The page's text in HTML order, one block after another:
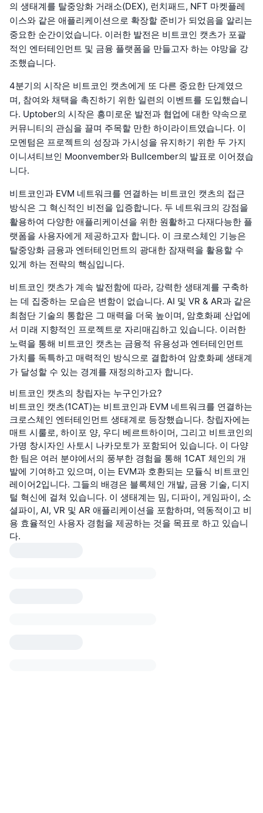
의 생태계를 탈중앙화 거래소(DEX), 런치패드, NFT 마켓플레
이스와 같은 애플리케이션으로 확장할 준비가 되었음을 알리는
중요한 순간이었습니다. 이러한 발전은 비트코인 캣츠가 포괄
적인 엔터테인먼트 및 금융 플랫폼을 만들고자 하는 야망을 강
조했습니다.
4분기의 시작은 비트코인 캣츠에게 또 다른 중요한 단계였으
며, 참여와 채택을 촉진하기 위한 일련의 이벤트를 도입했습니
다. Uptober의 시작은 흥미로운 발전과 협업에 대한 약속으로
커뮤니티의 관심을 끌며 주목할 만한 하이라이트였습니다. 이
모멘텀은 프로젝트의 성장과 가시성을 유지하기 위한 두 가지
이니셔티브인 Moonvember와 Bullcember의 발표로 이어졌습
니다.
비트코인과 EVM 네트워크를 연결하는 비트코인 캣츠의 접근
방식은 그 혁신적인 비전을 입증합니다. 두 네트워크의 강점을
활용하여 다양한 애플리케이션을 위한 원활하고 다재다능한 플
랫폼을 사용자에게 제공하고자 합니다. 이 크로스체인 기능은
탈중앙화 금융과 엔터테인먼트의 광대한 잠재력을 활용할 수
있게 하는 전략의 핵심입니다.
비트코인 캣츠가 계속 발전함에 따라, 강력한 생태계를 구축하
는 데 집중하는 모습은 변함이 없습니다. AI 및 VR & AR과 같은
최첨단 기술의 통합은 그 매력을 더욱 높이며, 암호화폐 산업에
서 미래 지향적인 프로젝트로 자리매김하고 있습니다. 이러한
노력을 통해 비트코인 캣츠는 금융적 유용성과 엔터테인먼트
가치를 독특하고 매력적인 방식으로 결합하여 암호화폐 생태계
가 달성할 수 있는 경계를 재정의하고자 합니다.
비트코인 캣츠의 창립자는 누구인가요?
비트코인 캣츠(1CAT)는 비트코인과 EVM 네트워크를 연결하는
크로스체인 엔터테인먼트 생태계로 등장했습니다. 창립자에는
매트 시룰로, 하이포 양, 우디 베르트하이머, 그리고 비트코인의
가명 창시자인 사토시 나카모토가 포함되어 있습니다. 이 다양
한 팀은 여러 분야에서의 풍부한 경험을 통해 1CAT 체인의 개
발에 기여하고 있으며, 이는 EVM과 호환되는 모듈식 비트코인
레이어2입니다. 그들의 배경은 블록체인 개발, 금융 기술, 디지
털 혁신에 걸쳐 있습니다. 이 생태계는 밈, 디파이, 게임파이, 소
셜파이, AI, VR 및 AR 애플리케이션을 포함하며, 역동적이고 비
용 효율적인 사용자 경험을 제공하는 것을 목표로 하고 있습니
다.